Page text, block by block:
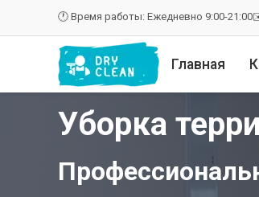
🕐 Время работы: Ежедневно 9:00-21:00
Главная
Уборка